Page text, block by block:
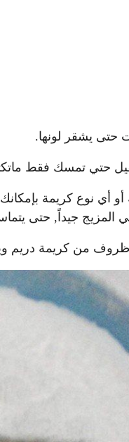
حتى يشقر لونها.
حتي تمسك فقط
المزيج جيداً, حتى